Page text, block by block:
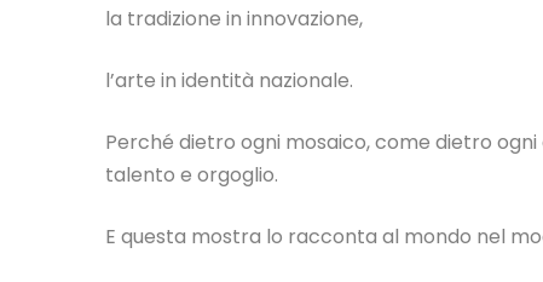
la tradizione in innovazione,
l’arte in identità nazionale.
Perché dietro ogni mosaico, come dietro
talento e orgoglio.
E questa mostra lo racconta al mondo nel